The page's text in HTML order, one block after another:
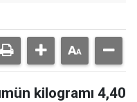
kilogramı 4,40